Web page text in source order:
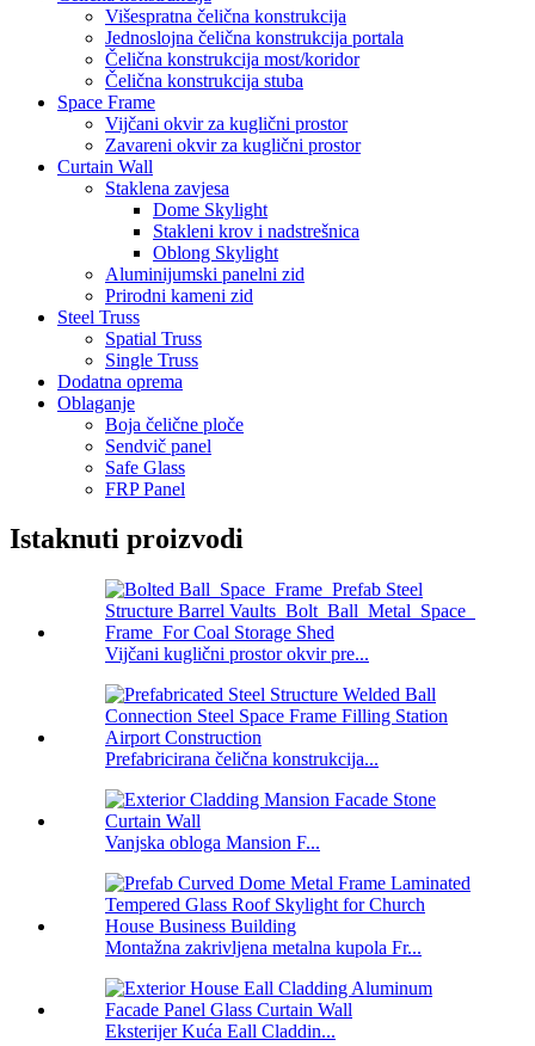
Višespratna čelična konstrukcija
Jednoslojna čelična konstrukcija portala
Čelična konstrukcija most/koridor
Čelična konstrukcija stuba
Space Frame
Vijčani okvir za kuglični prostor
Zavareni okvir za kuglični prostor
Curtain Wall
Staklena zavjesa
Dome Skylight
Stakleni krov i nadstrešnica
Oblong Skylight
Aluminijumski panelni zid
Prirodni kameni zid
Steel Truss
Spatial Truss
Single Truss
Dodatna oprema
Oblaganje
Boja čelične ploče
Sendvič panel
Safe Glass
FRP Panel
Istaknuti proizvodi
Vijčani kuglični prostor okvir pre...
Prefabricirana čelična konstrukcija...
Vanjska obloga Mansion F...
Montažna zakrivljena metalna kupola Fr...
Eksterijer Kuća Eall Claddin...